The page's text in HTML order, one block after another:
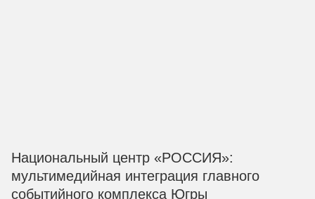
Национальный центр «РОССИЯ»:
мультимедийная интеграция главного
событийного комплекса Югры